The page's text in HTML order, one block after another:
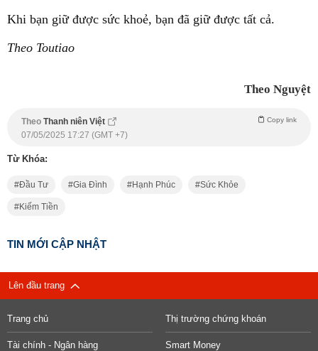
Khi bạn giữ được sức khoẻ, bạn đã giữ được tất cả.
Theo Toutiao
Theo Nguyệt
Theo Thanh niên Việt Copy link
07/05/2025 17:27 (GMT +7)
Từ Khóa:
Đầu Tư Gia Đình Hạnh Phúc Sức Khỏe
Kiếm Tiền
TIN MỚI CẬP NHẬT
Lên đầu trang
Trang chủ Thị trường chứng khoán
Tài chính - Ngân hàng Smart Money